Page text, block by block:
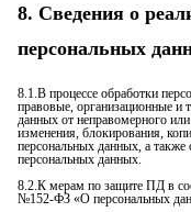
8. Сведения о
персональных
8.1.В процессе обработки
правовые, организационные и
данных от неправомерного
изменения, блокирования,
персональных данных, а
персональных данных.
8.2.К мерам по защите ПД в
№152-ФЗ «О персональных